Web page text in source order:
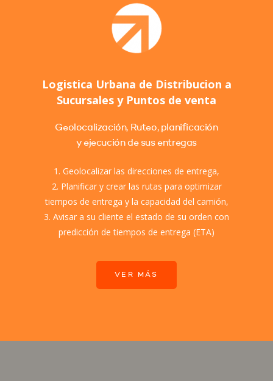
Logistica Urbana de Distribucion a
Sucursales y Puntos de venta
Geolocalización, Ruteo, planificación
y ejecución de sus entregas
1. Geolocalizar las direcciones de entrega,
2. Planificar y crear las rutas para optimizar
tiempos de entrega y la capacidad del camión,
3. Avisar a su cliente el estado de su orden con
predicción de tiempos de entrega (ETA)
VER MÁS